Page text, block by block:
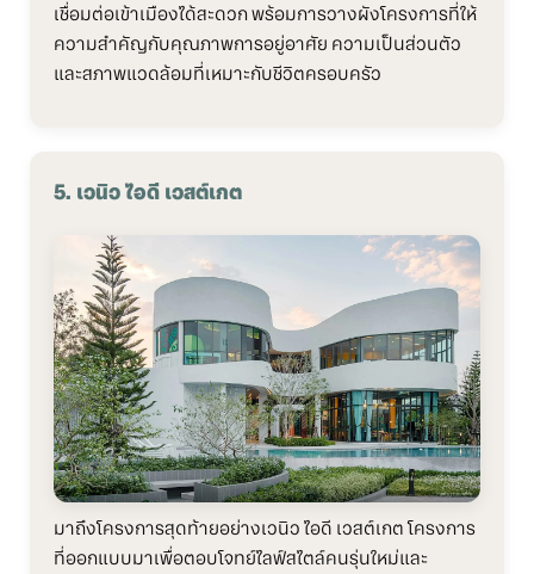
เชื่อมต่อเข้าเมืองได้สะดวก พร้อมการวางผังโครงการที่ให้
ความสำคัญกับคุณภาพการอยู่อาศัย ความเป็นส่วนตัว
และสภาพแวดล้อมที่เหมาะกับชีวิตครอบครัว
5. เวนิว ไอดี เวสต์เกต
มาถึงโครงการสุดท้ายอย่างเวนิว ไอดี เวสต์เกต โครงการ
ที่ออกแบบมาเพื่อตอบโจทย์ไลฟ์สไตล์คนรุ่นใหม่และ